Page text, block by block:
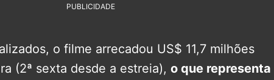
PUBLICIDADE
o filme arrecadou US$ 11,7 milhões
(2ª sexta desde a estreia), o que representa